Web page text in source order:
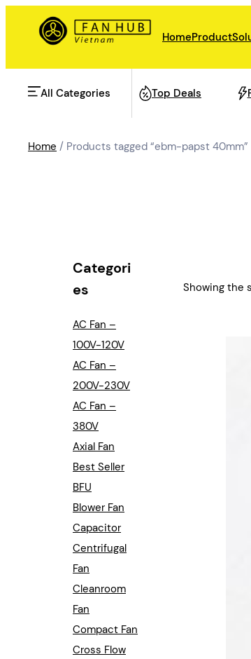
HomeProduct
All Categories
AHU Fan
Refrigeration Fan
Industrial Automation
Cleanroom Fan
Air Purification
Cabinet Fan
Inverter Fan
Top Deals
Categori
es
AC Fan –
100V-120V
AC Fan –
200V-230V
AC Fan –
380V
Axial Fan
Best Seller
BFU
Blower Fan
Capacitor
Centrifugal
Fan
Cleanroom
Fan
Compact Fan
Cross Flow
Home / Products tagged “ebm-papst 40mm”
Showing the